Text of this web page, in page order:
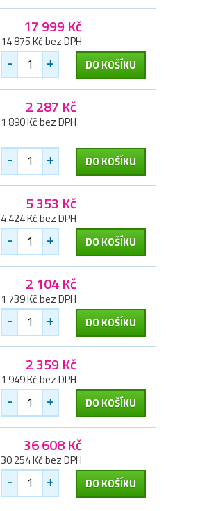
17 999 Kč
14 875 Kč bez DPH
- + DO KOŠÍKU
2 287 Kč
1 890 Kč bez DPH
- + DO KOŠÍKU
5 353 Kč
4 424 Kč bez DPH
- + DO KOŠÍKU
2 104 Kč
1 739 Kč bez DPH
- + DO KOŠÍKU
2 359 Kč
1 949 Kč bez DPH
- + DO KOŠÍKU
36 608 Kč
30 254 Kč bez DPH
- + DO KOŠÍKU